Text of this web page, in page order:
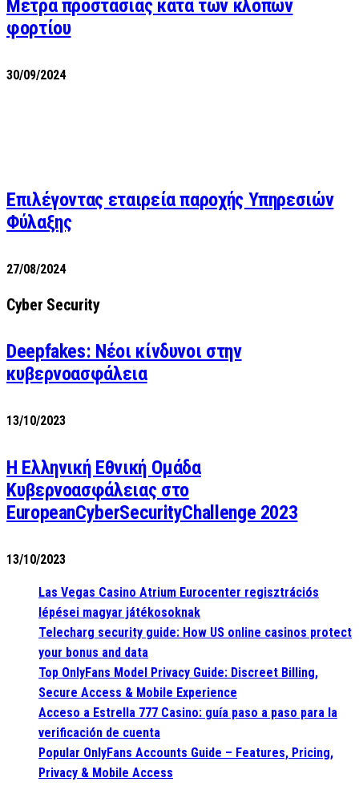
Μέτρα προστασίας κατά των κλοπών
φορτίου
30/09/2024
Επιλέγοντας εταιρεία παροχής Υπηρεσιών
Φύλαξης
27/08/2024
Cyber Security
Deepfakes: Νέοι κίνδυνοι στην
κυβερνοασφάλεια
13/10/2023
Η Ελληνική Εθνική Ομάδα
Κυβερνοασφάλειας στο
EuropeanCyberSecurityChallenge 2023
13/10/2023
Las Vegas Casino Atrium Eurocenter regisztrációs
lépései magyar játékosoknak
Telecharg security guide: How US online casinos protect
your bonus and data
Top OnlyFans Model Privacy Guide: Discreet Billing,
Secure Access & Mobile Experience
Acceso a Estrella 777 Casino: guía paso a paso para la
verificación de cuenta
Popular OnlyFans Accounts Guide – Features, Pricing,
Privacy & Mobile Access